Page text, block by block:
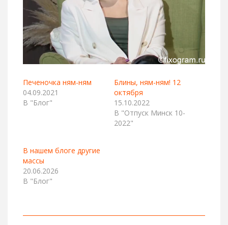
Печеночка ням-ням
04.09.2021
В "Блог"
Блины, ням-ням! 12
октября
15.10.2022
В "Отпуск Минск 10-
2022"
В нашем блоге другие
массы
20.06.2026
В "Блог"